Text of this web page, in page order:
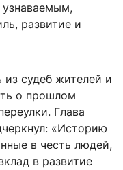
узнаваемым,
развитие и
из судеб жителей и
о прошлом
Глава
«Историю
в честь людей,
в развитие